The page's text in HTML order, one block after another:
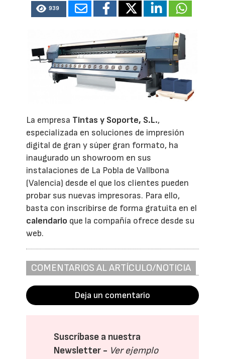
939
La empresa Tintas y Soporte, S.L.,
especializada en soluciones de impresión
digital de gran y súper gran formato, ha
inaugurado un showroom en sus
instalaciones de La Pobla de Vallbona
(Valencia) desde el que los clientes pueden
probar sus nuevas impresoras. Para ello,
basta con inscribirse de forma gratuita en el
calendario que la compañía ofrece desde su
web.
COMENTARIOS AL ARTÍCULO/NOTICIA
Deja un comentario
Suscríbase a nuestra
Newsletter - Ver ejemplo